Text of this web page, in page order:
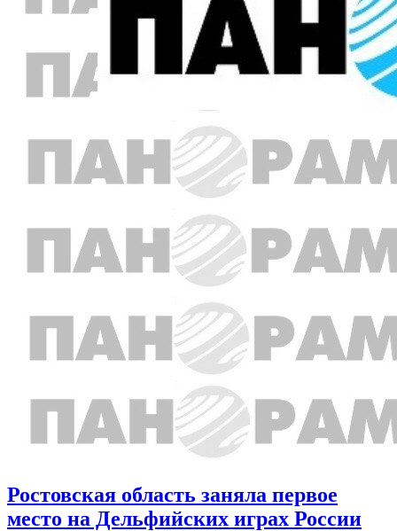
Ростовская область заняла первое
место на Дельфийских играх России